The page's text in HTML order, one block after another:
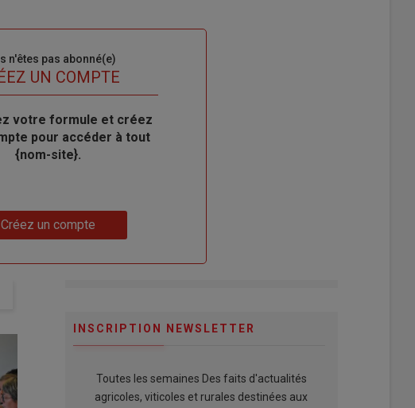
n'êtes pas abonné(e)
UN COMPTE
votre formule et créez
pour accéder à tout
{nom-site}.
Créez un compte
INSCRIPTION NEWSLETTER
Toutes les semaines Des faits d'actualités
agricoles, viticoles et rurales destinées aux